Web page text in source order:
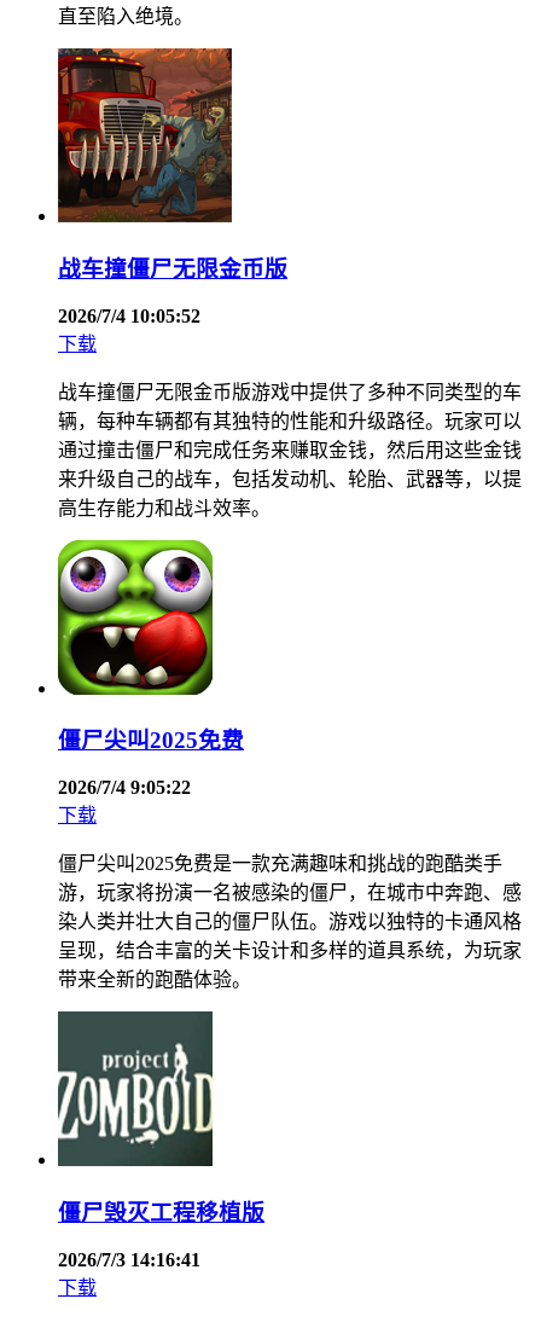
直至陷入绝境。
战车撞僵尸无限金币版
2026/7/4 10:05:52
下载
战车撞僵尸无限金币版游戏中提供了多种不同类型的车
辆，每种车辆都有其独特的性能和升级路径。玩家可以
通过撞击僵尸和完成任务来赚取金钱，然后用这些金钱
来升级自己的战车，包括发动机、轮胎、武器等，以提
高生存能力和战斗效率。
僵尸尖叫2025免费
2026/7/4 9:05:22
下载
僵尸尖叫2025免费是一款充满趣味和挑战的跑酷类手
游，玩家将扮演一名被感染的僵尸，在城市中奔跑、感
染人类并壮大自己的僵尸队伍。游戏以独特的卡通风格
呈现，结合丰富的关卡设计和多样的道具系统，为玩家
带来全新的跑酷体验。
僵尸毁灭工程移植版
2026/7/3 14:16:41
下载